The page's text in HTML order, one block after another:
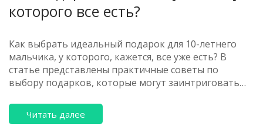
которого все есть?
Как выбрать идеальный подарок для 10-летнего
мальчика, у которого, кажется, все уже есть? В
статье представлены практичные советы по
выбору подарков, которые могут заинтриговать
новых навыков. Советы охватывают самые разные
интересы, от гаджетов до увлекательных занятий,
Читать далее